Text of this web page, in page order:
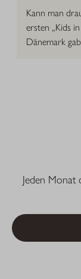
Kann man
ersten „Kids
Dänemark
Jeden Monat